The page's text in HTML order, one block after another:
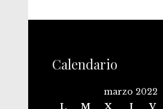
Calendario
marzo 2022
L
M X J V